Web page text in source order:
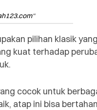
“
pilihan klasik
kuat terhadap
cocok untuk
atap ini bisa